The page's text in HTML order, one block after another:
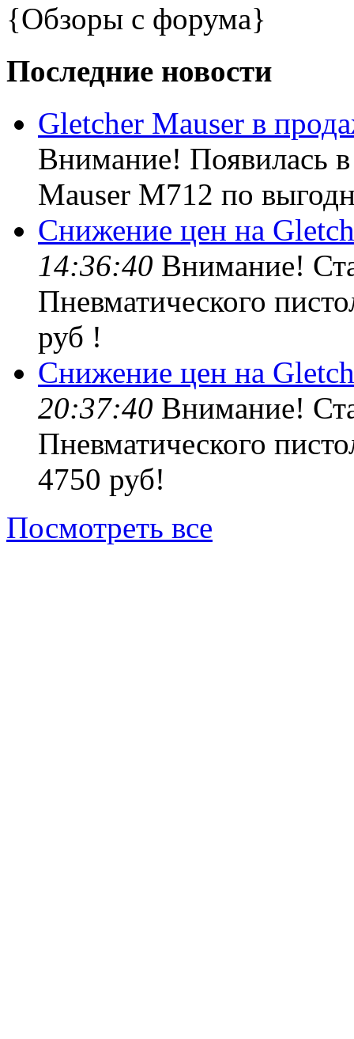
{Обзоры с форума}
Последние новости
Gletcher Mauser в
Внимание! Появилась
Mauser M712 по
Снижение цен на
14:36:40 Внимание!
Пневматического
руб !
Снижение цен на
20:37:40 Внимание!
Пневматического
4750 руб!
Посмотреть все